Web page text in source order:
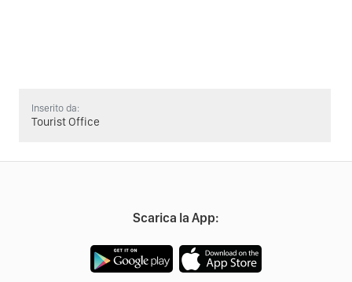
Inserito da:
Tourist Office
Scarica la App: